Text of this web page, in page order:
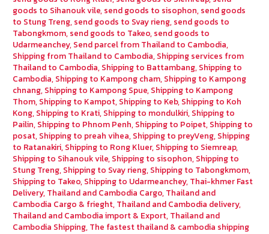
goods to Sihanouk vile, send goods to sisophon, send goods
to Stung Treng, send goods to Svay rieng, send goods to
Tabongkmom, send goods to Takeo, send goods to
Udarmeanchey, Send parcel from Thailand to Cambodia,
Shipping from Thailand to Cambodia, Shipping services from
Thailand to Cambodia, Shipping to Battambang, Shipping to
Cambodia, Shipping to Kampong cham, Shipping to Kampong
chnang, Shipping to Kampong Spue, Shipping to Kampong
Thom, Shipping to Kampot, Shipping to Keb, Shipping to Koh
Kong, Shipping to Krati, Shipping to mondulkiri, Shipping to
Pailin, Shipping to Phnom Penh, Shipping to Poipet, Shipping to
posat, Shipping to preah vihea, Shipping to preyVeng, Shipping
to Ratanakiri, Shipping to Rong Kluer, Shipping to Siemreap,
Shipping to Sihanouk vile, Shipping to sisophon, Shipping to
Stung Treng, Shipping to Svay rieng, Shipping to Tabongkmom,
Shipping to Takeo, Shipping to Udarmeanchey, Thai-khmer Fast
Delivery, Thailand and Cambodia Cargo, Thailand and
Cambodia Cargo & frieght, Thailand and Cambodia delivery,
Thailand and Cambodia import & Export, Thailand and
Cambodia Shipping, The fastest thailand & cambodia shipping